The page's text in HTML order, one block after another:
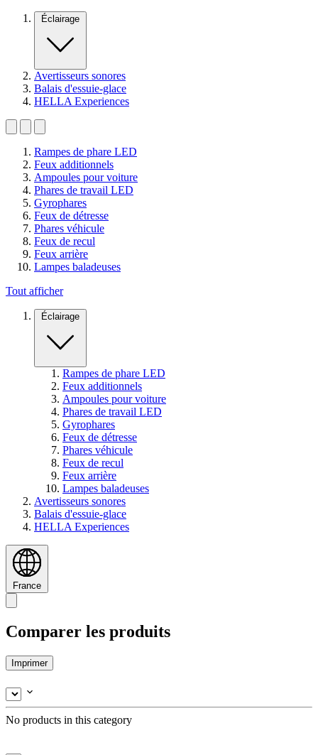
Éclairage
Avertisseurs sonores
Balais d'essuie-glace
HELLA Experiences
Rampes de phare LED
Feux additionnels
Ampoules pour voiture
Phares de travail LED
Gyrophares
Feux de détresse
Phares véhicule
Feux de recul
Feux arrière
Lampes baladeuses
Tout afficher
Éclairage
Rampes de phare LED
Feux additionnels
Ampoules pour voiture
Phares de travail LED
Gyrophares
Feux de détresse
Phares véhicule
Feux de recul
Feux arrière
Lampes baladeuses
Avertisseurs sonores
Balais d'essuie-glace
HELLA Experiences
France
Comparer les produits
Imprimer
No products in this category